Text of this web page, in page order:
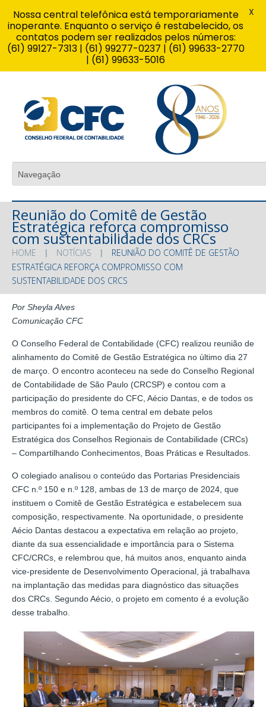
Reunião do Comitê de Gestão
Estratégica reforça compromisso
com sustentabilidade dos CRCs
HOME NOTÍCIAS
REUNIÃO DO COMITÊ DE GESTÃO
ESTRATÉGICA REFORÇA COMPROMISSO COM
SUSTENTABILIDADE DOS CRCS
Por Sheyla Alves
Comunicação CFC
O Conselho Federal de Contabilidade (CFC) realizou reunião de
alinhamento do Comitê de Gestão Estratégica no último dia 27
de março. O encontro aconteceu na sede do Conselho Regional
de Contabilidade de São Paulo (CRCSP) e contou com a
participação do presidente do CFC, Aécio Dantas, e de todos os
membros do comitê. O tema central em debate pelos
participantes foi a implementação do Projeto de Gestão
Estratégica dos Conselhos Regionais de Contabilidade (CRCs)
– Compartilhando Conhecimentos, Boas Práticas e Resultados.
O colegiado analisou o conteúdo das Portarias Presidenciais
CFC n.º 150 e n.º 128, ambas de 13 de março de 2024, que
instituem o Comitê de Gestão Estratégica e estabelecem sua
composição, respectivamente. Na oportunidade, o presidente
Aécio Dantas destacou a expectativa em relação ao projeto,
diante da sua essencialidade e importância para o Sistema
CFC/CRCs, e relembrou que, há muitos anos, enquanto ainda
vice-presidente de Desenvolvimento Operacional, já trabalhava
na implantação das medidas para diagnóstico das situações
dos CRCs. Segundo Aécio, o projeto em comento é a evolução
desse trabalho.
Nossa central telefônica está temporariamente
inoperante. Enquanto o serviço é restabelecido, os
contatos podem ser realizados pelos números:
(61) 99127-7313 | (61) 99277-0237 | (61) 99633-2770
| (61) 99633-5016
X